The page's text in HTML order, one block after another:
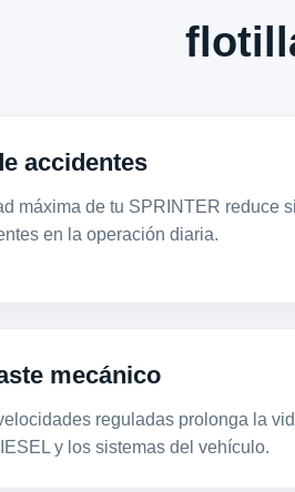
accidentes
máxima de tu SPRINTER reduce
en la operación diaria.
mecánico
reguladas prolonga la
y los sistemas del vehículo.